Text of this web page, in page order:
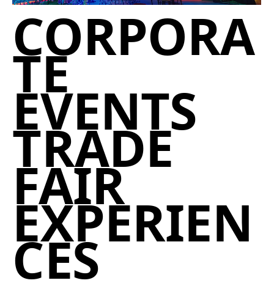
CORPORA
TE
EVENTS
TRADE
FAIR
EXPERIEN
CES